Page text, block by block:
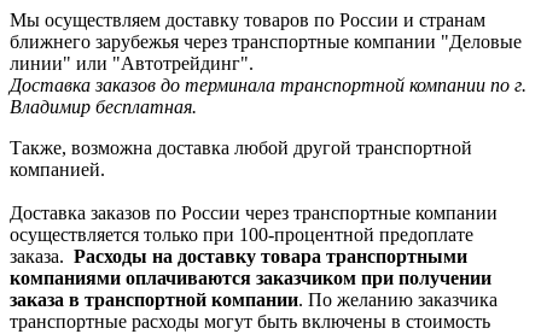
Мы осуществляем доставку товаров по России и странам
ближнего зарубежья через транспортные компании "Деловые
линии" или "Автотрейдинг".
Доставка заказов до терминала транспортной компании по г.
Владимир бесплатная.
Также, возможна доставка любой другой транспортной
компанией.
Доставка заказов по России через транспортные компании
осуществляется только при 100-процентной предоплате
заказа. Расходы на доставку товара транспортными
компаниями оплачиваются заказчиком при получении
заказа в транспортной компании. По желанию заказчика
транспортные расходы могут быть включены в стоимость